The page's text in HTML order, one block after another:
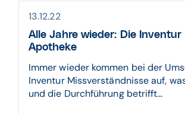
13.12.22
Alle Jahre wieder: Die Inventur
Apotheke
Immer wieder kommen bei der
Inventur Missverständnisse auf,
und die Durchführung betrifft...